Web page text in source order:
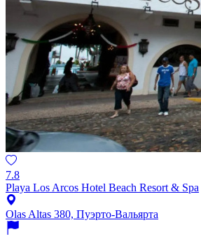
7.8
Playa Los Arcos Hotel Beach Resort & Spa
Olas Altas 380, Пуэрто-Вальярта